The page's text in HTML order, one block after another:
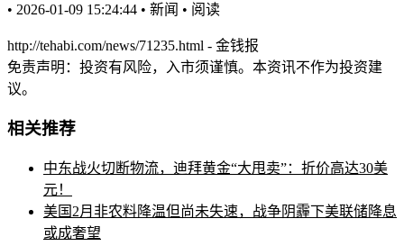
• 2026-01-09 15:24:44 • 新闻 • 阅读
http://tehabi.com/news/71235.html - 金钱报
免责声明：投资有风险，入市须谨慎。本资讯不作为投资建
议。
相关推荐
中东战火切断物流，迪拜黄金“大甩卖”：折价高达30美
元！
美国2月非农料降温但尚未失速，战争阴霾下美联储降息
或成奢望